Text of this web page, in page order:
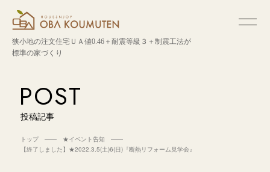
狭小地の注文住宅ＵＡ値0.46＋耐震等級３＋制震工法が
標準の家づくり
POST
投稿記事
トップ
★イベント告知
【終了しました】★2022.3.5(土)6(日)『断熱リフォーム見学会』